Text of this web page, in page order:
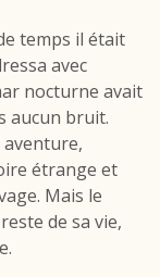
temps il était
avec
nocturne avait
aucun bruit.
étrange et
Mais le
de sa vie,